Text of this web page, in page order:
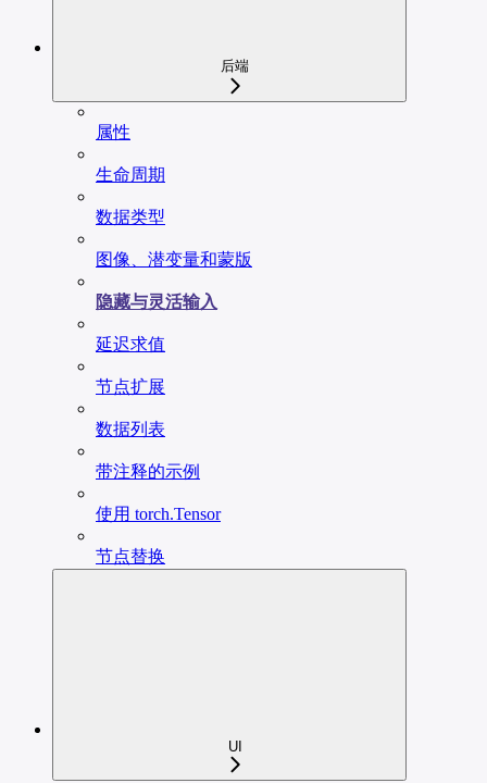
后端
属性
生命周期
数据类型
图像、潜变量和蒙版
隐藏与灵活输入
延迟求值
节点扩展
数据列表
带注释的示例
使用 torch.Tensor
节点替换
UI